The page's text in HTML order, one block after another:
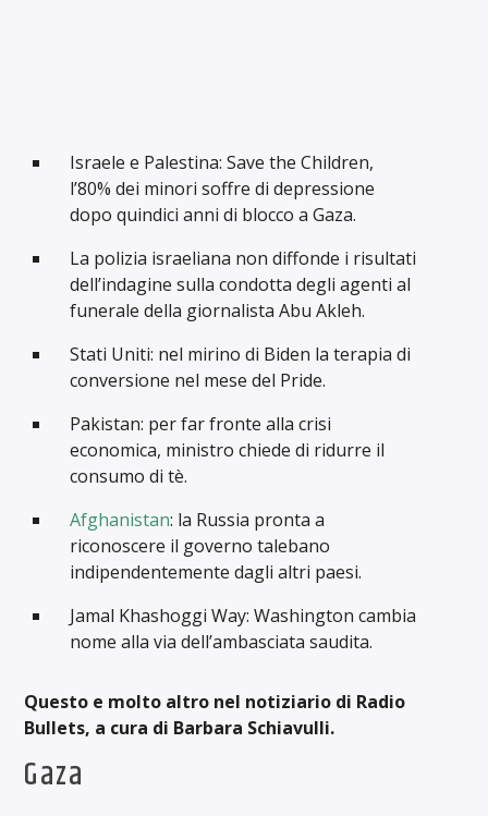
Israele e Palestina: Save the Children,
l’80% dei minori soffre di depressione
dopo quindici anni di blocco a Gaza.
La polizia israeliana non diffonde i risultati
dell’indagine sulla condotta degli agenti al
funerale della giornalista Abu Akleh.
Stati Uniti: nel mirino di Biden la terapia di
conversione nel mese del Pride.
Pakistan: per far fronte alla crisi
economica, ministro chiede di ridurre il
consumo di tè.
Afghanistan: la Russia pronta a
riconoscere il governo talebano
indipendentemente dagli altri paesi.
Jamal Khashoggi Way: Washington cambia
nome alla via dell’ambasciata saudita.
Questo e molto altro nel notiziario di Radio
Bullets, a cura di Barbara Schiavulli.
Gaza